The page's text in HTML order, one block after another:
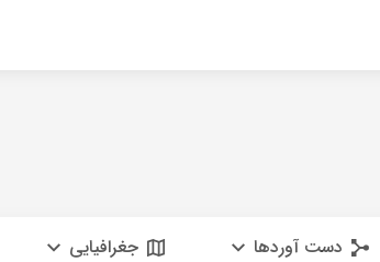
دست آوردها جغرافیایی